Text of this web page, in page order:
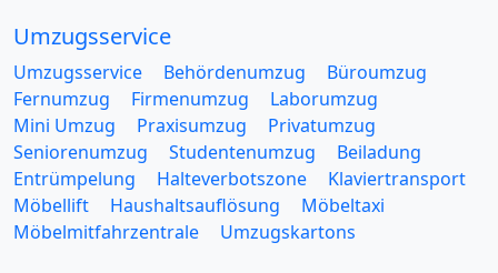
Umzugsservice
Umzugsservice Behördenumzug
Büroumzug
Fernumzug
Firmenumzug
Laborumzug
Mini Umzug
Praxisumzug
Privatumzug
Seniorenumzug
Studentenumzug
Beiladung
Entrümpelung
Halteverbotszone
Klaviertransport
Möbellift
Haushaltsauflösung
Möbeltaxi
Möbelmitfahrzentrale
Umzugskartons